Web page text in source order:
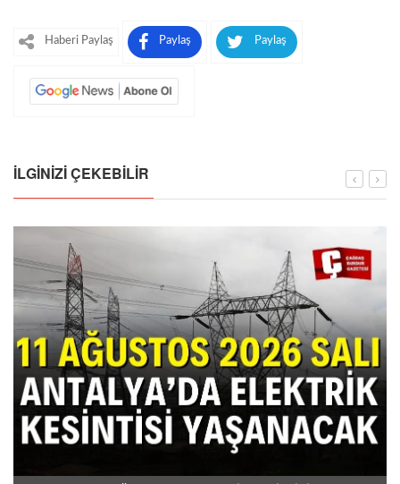
Haberi Paylaş Paylaş Paylaş
İLGINIZI ÇEKEBILIR